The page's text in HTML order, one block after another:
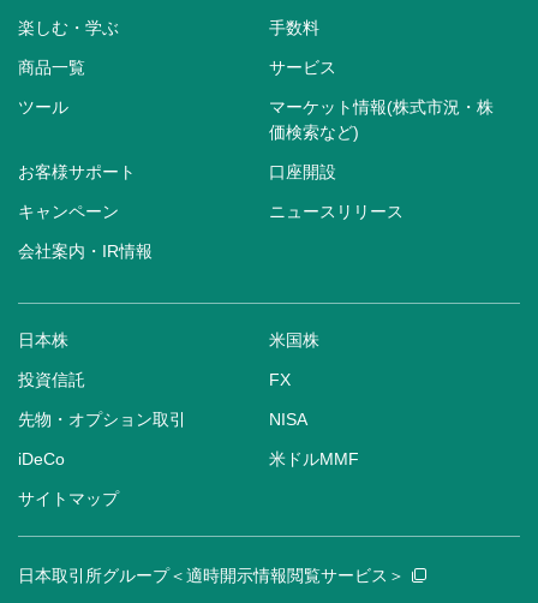
楽しむ・学ぶ 手数料
商品一覧 サービス
ツール
マーケット情報(株式市況・株
価検索など)
お客様サポート 口座開設
キャンペーン ニュースリリース
会社案内・IR情報
日本株 米国株
投資信託 FX
先物・オプション取引 NISA
iDeCo 米ドルMMF
サイトマップ
日本取引所グループ＜適時開示情報閲覧サービス＞